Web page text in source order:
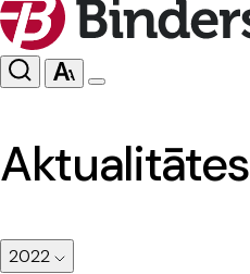
Aktualitātes
2022